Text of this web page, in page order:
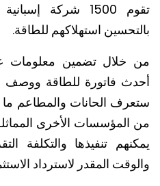
تقوم 1500 شركة
استهلاكهم للطاقة.
تضمين معلومات عن
فاتورة للطاقة ووصف
الحانات والمطاعم ما إذا
الأخرى المماثلة
تنفيذها والتكلفة
المقدر لاسترداد الاستثمار.